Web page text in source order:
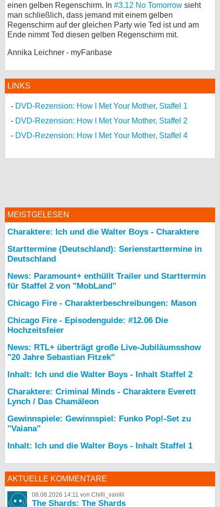
einen gelben Regenschirm. In #3.12 No Tomorrow sieht
man schließlich, dass jemand mit einem gelben
Regenschirm auf der gleichen Party wie Ted ist und am
Ende nimmt Ted diesen gelben Regenschirm mit.
Annika Leichner - myFanbase
LINKS
DVD-Rezension: How I Met Your Mother, Staffel 1
DVD-Rezension: How I Met Your Mother, Staffel 2
DVD-Rezension: How I Met Your Mother, Staffel 4
MEISTGELESEN
Charaktere: Ich und die Walter Boys - Charaktere
Starttermine (Deutschland): Serienstarttermine in
Deutschland
News: Paramount+ enthüllt Trailer und Starttermin
für Staffel 2 von "MobLand"
Chicago Fire - Charakterbeschreibungen: Mason
Chicago Fire - Episodenguide: #12.06 Die
Hochzeitsfeier
News: RTL+ überträgt große Live-Jubiläumsshow
"20 Jahre Sebastian Fitzek"
Inhalt: Ich und die Walter Boys - Inhalt Staffel 2
Charaktere: Criminal Minds - Charaktere Everett
Lynch / Das Chamäleon
Gewinnspiele: Gewinnspiel: Funko Pop!-Set zu
"Vaiana"
Inhalt: Ich und die Walter Boys - Inhalt Staffel 1
AKTUELLE KOMMENTARE
08.08.2026 14:11 von Chilli_vanilli
The Shards: The Shards